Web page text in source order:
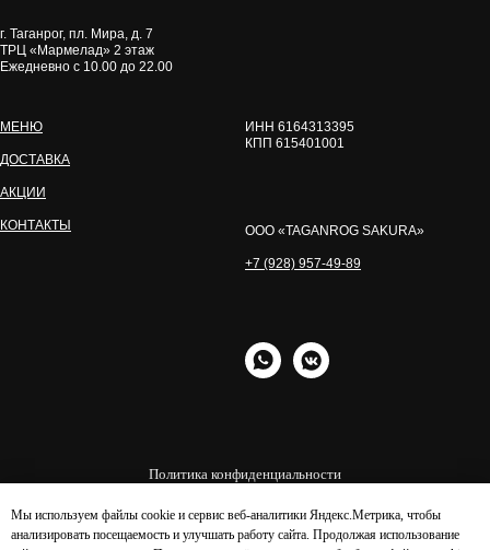
Мы используем файлы cookie и сервис веб-аналитики Яндекс.Метрика, чтобы
анализировать посещаемость и улучшать работу сайта. Продолжая использование
г. Таганрог, пл. Мира, д. 7
ТРЦ «‎Мармелад»‎ 2 этаж
Ежедневно с 10.00 до 22.00
МЕНЮ
ДОСТАВКА
АКЦИИ
КОНТАКТЫ
ИНН 6164313395
КПП 615401001
OOO «TAGANROG SAKURA»
+7 (928) 957-49-89
Политика конфиденциальности
Согласие на обработку персональных
данных